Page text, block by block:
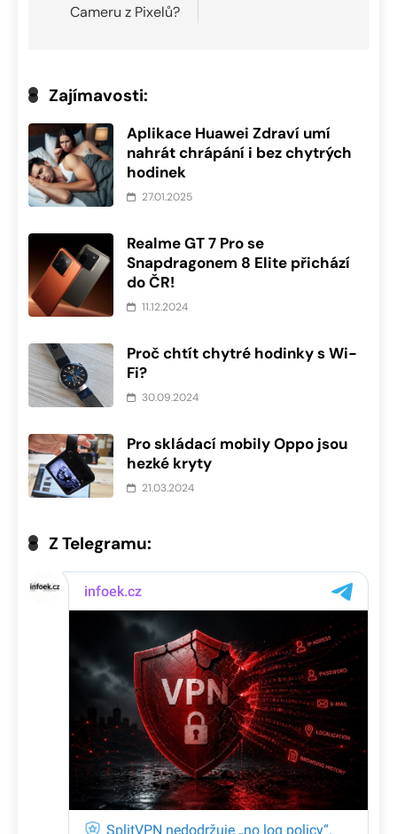
Cameru z Pixelů?
Zajímavosti:
Aplikace Huawei Zdraví umí
nahrát chrápání i bez chytrých
hodinek
27.01.2025
Realme GT 7 Pro se
Snapdragonem 8 Elite přichází
do ČR!
11.12.2024
Proč chtít chytré hodinky s Wi-
Fi?
30.09.2024
Pro skládací mobily Oppo jsou
hezké kryty
21.03.2024
Z Telegramu: